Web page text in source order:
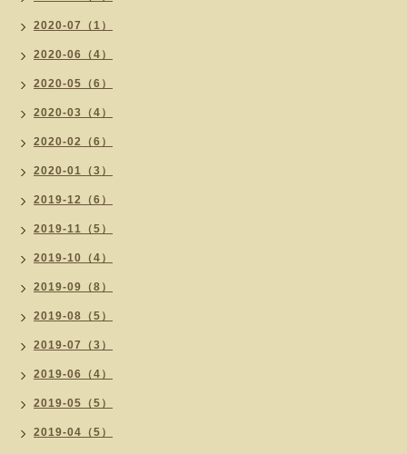
2020-07（1）
2020-06（4）
2020-05（6）
2020-03（4）
2020-02（6）
2020-01（3）
2019-12（6）
2019-11（5）
2019-10（4）
2019-09（8）
2019-08（5）
2019-07（3）
2019-06（4）
2019-05（5）
2019-04（5）